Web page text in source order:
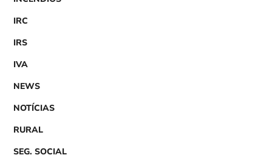
IRC
IRS
IVA
NEWS
NOTÍCIAS
RURAL
SEG. SOCIAL